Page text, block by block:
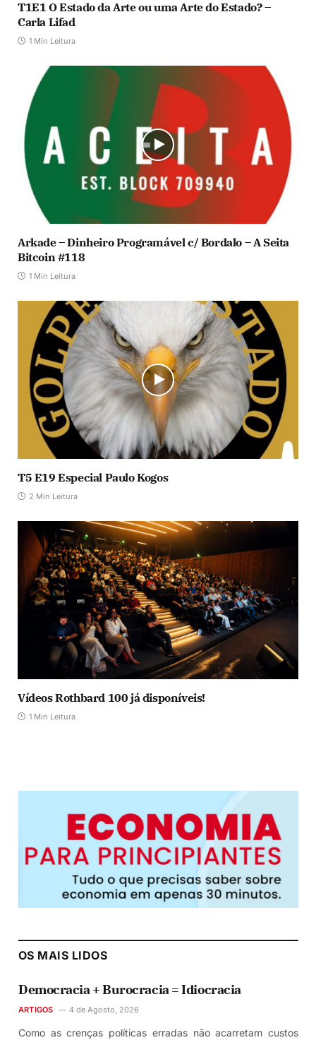
T1E1 O Estado da Arte ou uma Arte do Estado? –
Carla Lifad
1 Min Leitura
Arkade – Dinheiro Programável c/ Bordalo – A Seita
Bitcoin #118
1 Min Leitura
T5 E19 Especial Paulo Kogos
2 Min Leitura
Vídeos Rothbard 100 já disponíveis!
1 Min Leitura
OS MAIS LIDOS
Democracia + Burocracia = Idiocracia
ARTIGOS 4 de Agosto, 2026
Como as crenças políticas erradas não acarretam custos